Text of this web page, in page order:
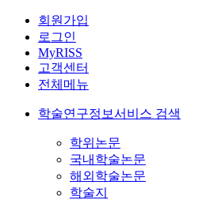
회원가입
로그인
MyRISS
고객센터
전체메뉴
학술연구정보서비스 검색
학위논문
국내학술논문
해외학술논문
학술지